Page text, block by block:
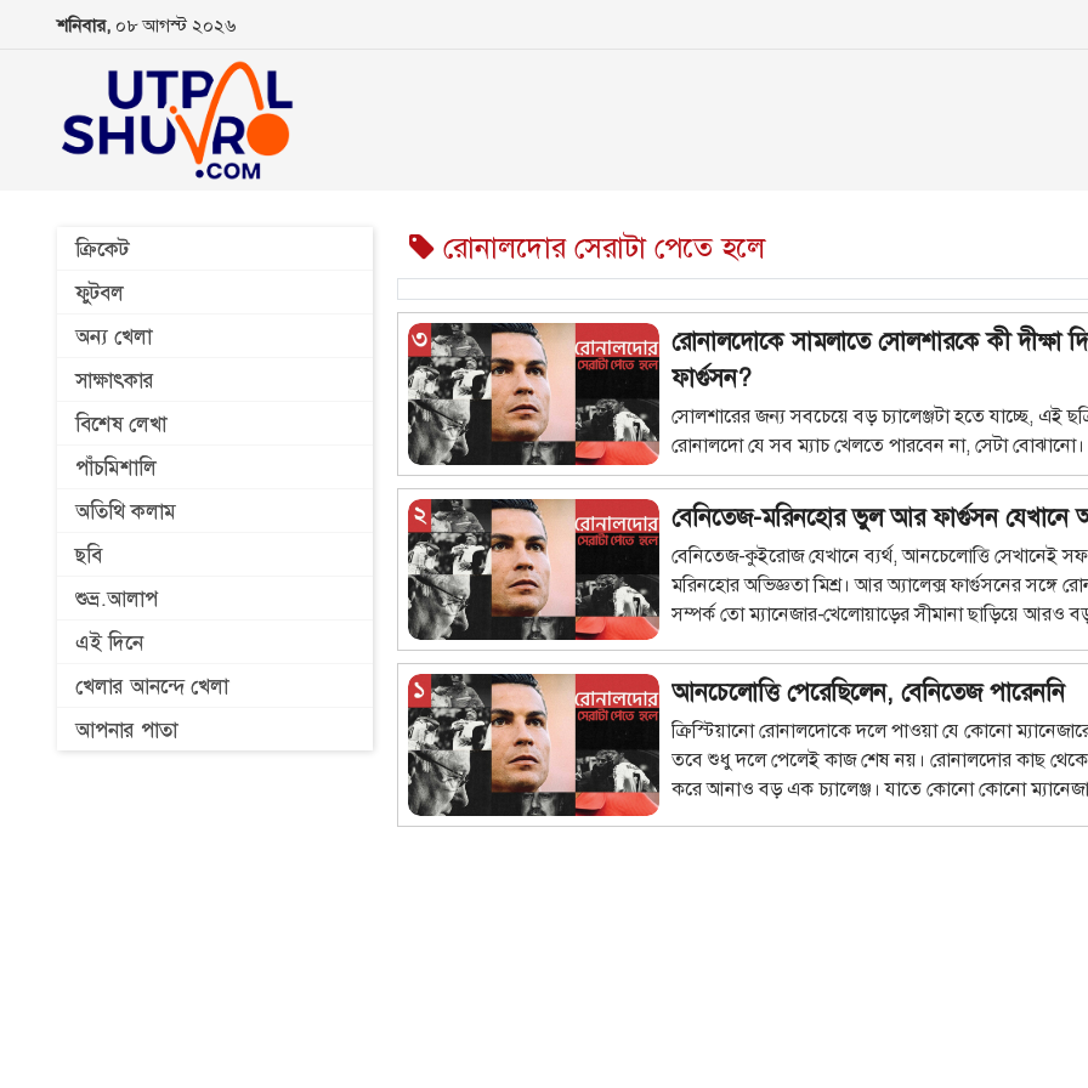
শনিবার, ০৮ আগস্ট ২০২৬
ক্রিকেট
ফুটবল
অন্য খেলা
সাক্ষাৎকার
বিশেষ লেখা
পাঁচমিশালি
অতিথি কলাম
ছবি
শুভ্র.আলাপ
এই দিনে
খেলার আনন্দে খেলা
আপনার পাতা
রোনালদোর সেরাটা পেতে হলে
রোনালদোকে সামলাতে সোলশারকে কী দীক্ষা
ফার্গুসন?
সোলশারের জন্য সবচেয়ে বড় চ্যালেঞ্জটা হতে যাচ্ছে, এই
রোনালদো যে সব ম্যাচ খেলতে পারবেন না, সেটা
সামনে প্রশ্ন আছে আরও, যাঁর খেলা উৎকর্ষের সর্বোচ্চ
কিভাবে আরও উন্নতি আনা যাবে? পাঁচবারের ব্যালন ডি`অর
কিভাবে গিয়ে বলবেন, "এই জিনিসটা তো আরেকটু ভালো
পারতে`? তবে সোলশারকে নিশ্চয়ই কিছু টোটকা শিখিয়ে
অ্যালেক্স ফার্গুসন।
বেনিতেজ-মরিনহোর ভুল আর ফার্গুসন যেখানে
বেনিতেজ-কুইরোজ যেখানে ব্যর্থ, আনচেলোত্তি সেখানেই
মরিনহোর অভিজ্ঞতা মিশ্র। আর অ্যালেক্স ফার্গুসনের সঙ্গে
সম্পর্ক তো ম্যানেজার-খেলোয়াড়ের সীমানা ছাড়িয়ে আরও
অনেক কিছু বুঝতে হয়। যে কাজটা কেউ পেরেছেন, কেউ
আনচেলোত্তি পেরেছিলেন, বেনিতেজ পারেননি
ক্রিস্টিয়ানো রোনালদোকে দলে পাওয়া যে কোনো
তবে শুধু দলে পেলেই কাজ শেষ নয়। রোনালদোর কাছ থেকে
করে আনাও বড় এক চ্যালেঞ্জ। যাতে কোনো কোনো